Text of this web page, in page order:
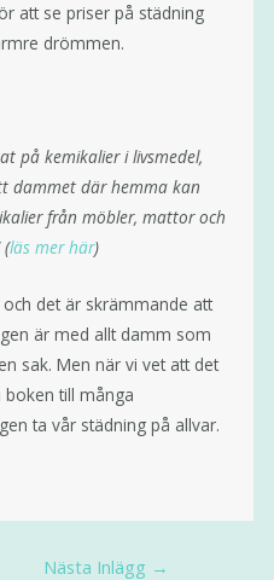
att se priser på städning
drömmen.
på kemikalier i livsmedel,
dammet där hemma kan
från möbler, mattor och
(läs mer här)
det är skrämmande att
är med allt damm som
sak. Men när vi vet att det
boken till många
ta vår städning på allvar.
Nästa Inlägg →